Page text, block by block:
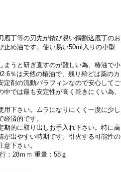
庖丁等の刃先が錆び易い鋼割込庖丁のお
止め油です。使い易い50ml入りの小型
まうと研ぎ直すのが難しい為、椿油で小
％は天然の椿油で、残り殆どは薬のカ
定剤の流動パラフィンなので安心してご
では最も安定性が高く乾きにくい為、
用下さい。ムラになりにくく一度に少し
済的です。
期的に取り出しお手入れ下さい。特に高
が出やすい時期です。引火する可能性の
下さい。
：28ｍｍ 重量：58ｇ